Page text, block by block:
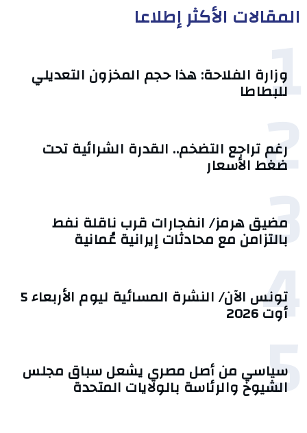
المقالات الأكثر إطلاعا
1
وزارة الفلاحة: هذا حجم المخزون التعديلي
للبطاطا
2
رغم تراجع التضخم.. القدرة الشرائية تحت
ضغط الأسعار
3
مضيق هرمز/ انفجارات قرب ناقلة نفط
بالتزامن مع محادثات إيرانية عُمانية
4 تونس الآن/ النشرة المسائية ليوم الأربعاء 5
أوت 2026
5
سياسي من أصل مصري يشعل سباق مجلس
الشيوخ والرئاسة بالولايات المتحدة